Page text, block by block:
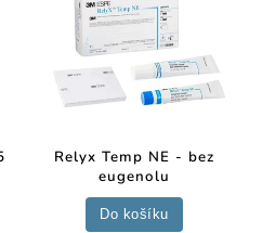
Relyx Temp NE - bez
eugenolu
Do košíku